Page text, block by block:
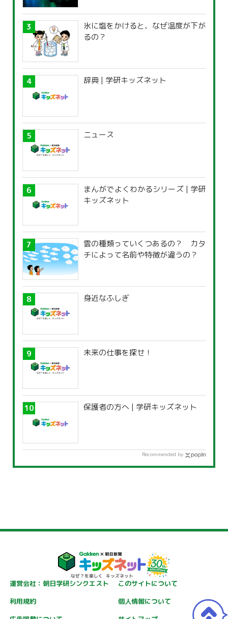
氷に塩をかけると、なぜ温度が下が
るの？
辞典 | 学研キッズネット
ニュース
まんがでよくわかるシリーズ | 学研
キッズネット
雲の種類っていくつあるの？ カタ
チによって名前や特徴が違うの？
身近なふしぎ
未来の仕事を探せ！
保護者の方へ | 学研キッズネット
Recommended by
運営会社：朝日学研シンクエスト
このサイトについて
利用規約
個人情報について